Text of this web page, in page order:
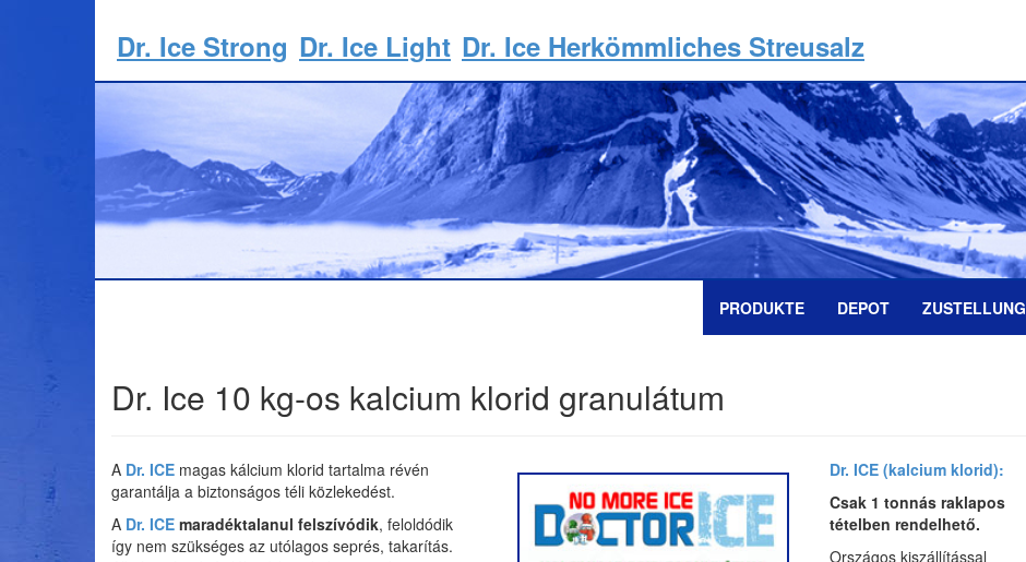
Dr. Ice Strong Dr. Ice Light Dr. Ice Herkömmliches Streusalz
PRODUKTE DEPOT ZUSTELLUNG
Dr. Ice 10 kg-os kalcium klorid granulátum
A Dr. ICE magas kálcium klorid tartalma révén
garantálja a biztonságos téli közlekedést.
A Dr. ICE maradéktalanul felszívódik, feloldódik
így nem szükséges az utólagos seprés, takarítás.
Dr. ICE (kalcium klorid):
Csak 1 tonnás raklapos
tételben rendelhető.
Országos kiszállítással